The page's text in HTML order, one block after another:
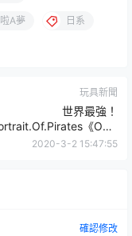
A夢 日系
玩具新聞
世界最強！
《ONE
》NEO-MAXIMUM「鷹
2020-3-2 15:47:55
確認修改